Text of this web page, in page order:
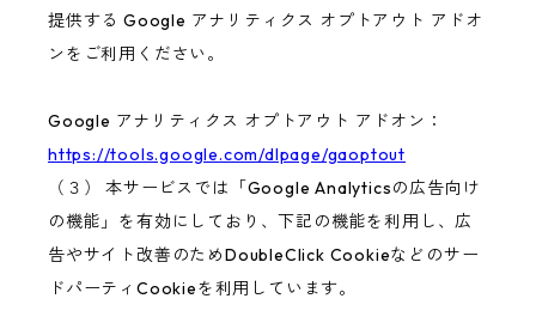
提供する Google アナリティクス オプトアウト アドオ
ンをご利用ください。
Google アナリティクス オプトアウト アドオン：
https://tools.google.com/dlpage/gaoptout
（３） 本サービスでは「Google Analyticsの広告向け
の機能」を有効にしており、下記の機能を利用し、広
告やサイト改善のためDoubleClick Cookieなどのサー
ドパーティCookieを利用しています。